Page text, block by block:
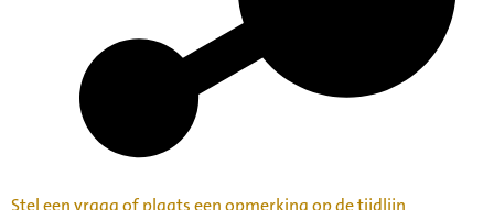
Stel een vraag of plaats een opmerking op de tijdlijn